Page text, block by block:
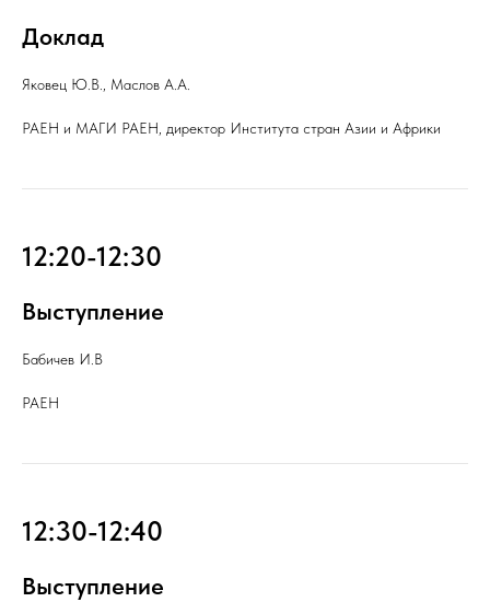
Доклад
Яковец Ю.В., Маслов А.А.
РАЕН и МАГИ РАЕН, директор Института стран Азии и Африки
12:20-12:30
Выступление
Бабичев И.В
РАЕН
12:30-12:40
Выступление